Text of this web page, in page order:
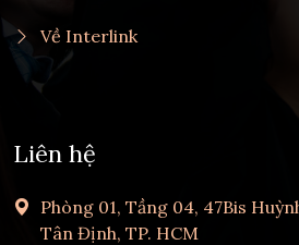
Về Interlink
Liên hệ
Phòng 01, Tầng 04, 47Bis
Tân Định, TP. HCM